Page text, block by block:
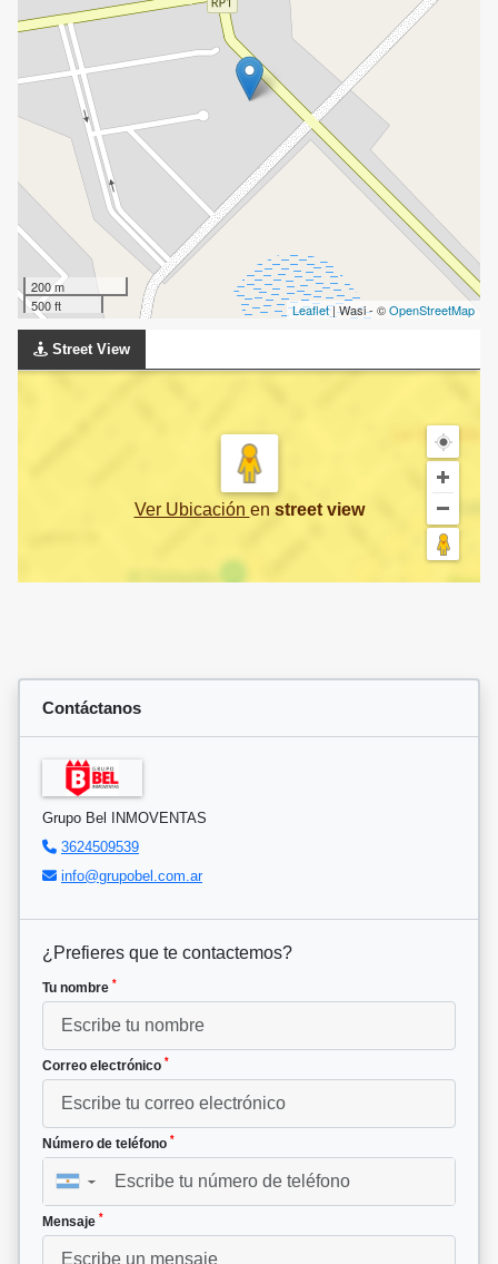
200 m
500 ft
Leaflet| Wasi - ©OpenStreetMap
Street View
Ver Ubicación en street view
Contáctanos
Grupo Bel INMOVENTAS
3624509539
info@grupobel.com.ar
¿Prefieres que te contactemos?
Tu nombre *
Correo electrónico *
Número de teléfono *
▼
Mensaje *